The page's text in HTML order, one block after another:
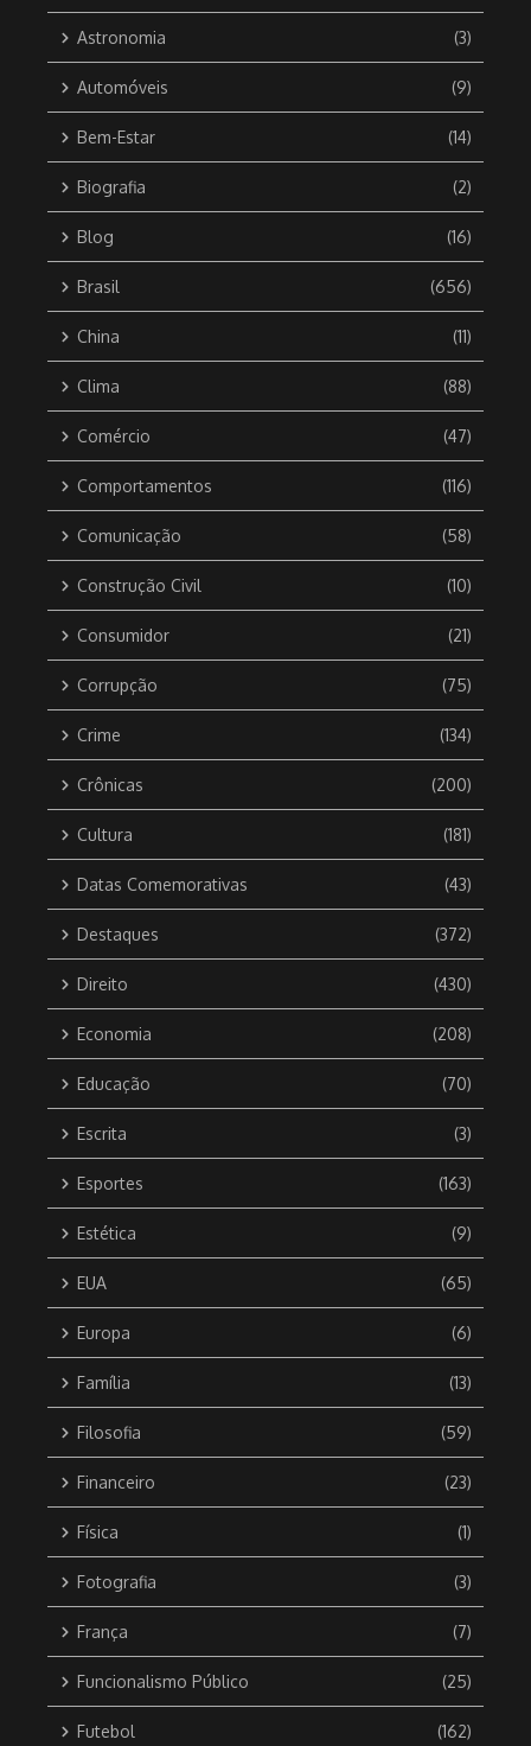
Astronomia (3)
Automóveis (9)
Bem-Estar (14)
Biografia (2)
Blog (16)
Brasil (656)
China (11)
Clima (88)
Comércio (47)
Comportamentos (116)
Comunicação (58)
Construção Civil (10)
Consumidor (21)
Corrupção (75)
Crime (134)
Crônicas (200)
Cultura (181)
Datas Comemorativas (43)
Destaques (372)
Direito (430)
Economia (208)
Educação (70)
Escrita (3)
Esportes (163)
Estética (9)
EUA (65)
Europa (6)
Família (13)
Filosofia (59)
Financeiro (23)
Física (1)
Fotografia (3)
França (7)
Funcionalismo Público (25)
Futebol (162)